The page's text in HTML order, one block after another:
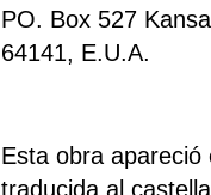
PO. Box 527
64141, E.U.A.
Esta obra
traducida al